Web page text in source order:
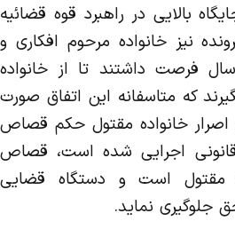
بالایی در راهبرد قوه قضائیه
نیز خانواده مرحوم افکاری و
فرصت داشتند تا از خانواده
که متاسفانه این اتفاق صورت
خانواده مقتول حکم قصاص
اجرایی شده است، قصاص
مقتول است و دستگاه قضایی
جلوگیری نماید.